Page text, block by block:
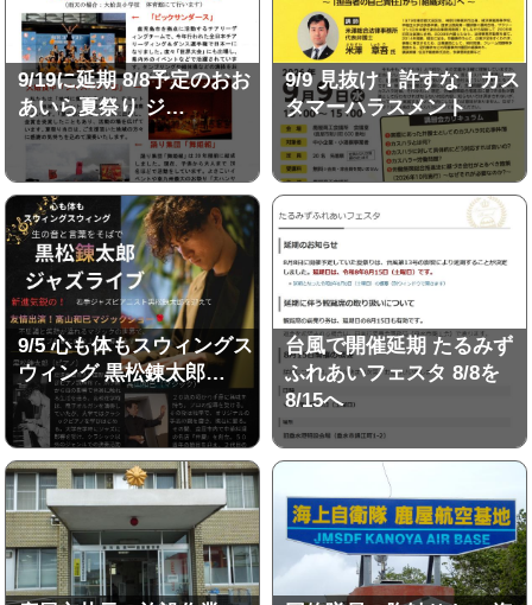
9/19に延期 8/8予定のおお
あいら夏祭り ジ…
9/9 見抜け！許すな！カス
タマーハラスメント
9/5 心も体もスウィングス
ウィング 黒松錬太郎…
台風で開催延期 たるみず
ふれあいフェスタ 8/8を
8/15へ